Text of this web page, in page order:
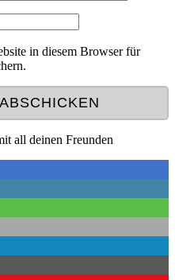
in diesem Browser für
all deinen Freunden